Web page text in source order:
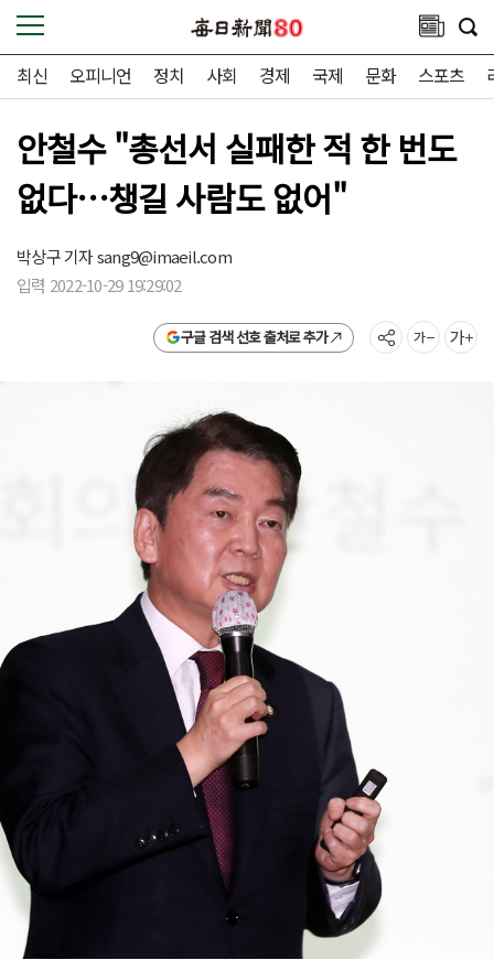
최신 오피니언 정치 사회 경제 국제 문화 스포츠
안철수 "총선서 실패한 적 한 번도
없다…챙길 사람도 없어"
박상구 기자sang9@imaeil.com
입력 2022-10-29 19:29:02
구글 검색 선호 출처로 추가